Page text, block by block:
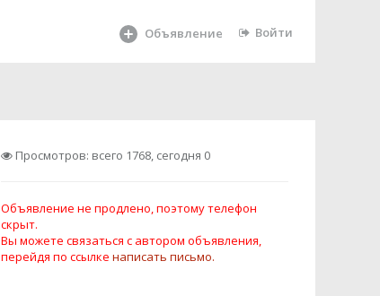
Объявление Войти
Просмотров: всего 1768, сегодня 0
Объявление не продлено, поэтому телефон
скрыт.
Вы можете связаться с автором объявления,
перейдя по ссылке написать письмо.